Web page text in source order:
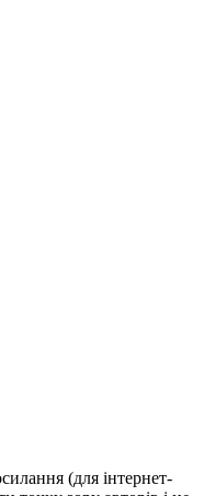
(для інтернет-